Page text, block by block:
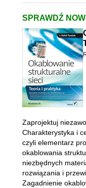
SPRAWDŹ
Zaprojektuj
Charakterystyka i
czyli elementarz
okablowania
niezbędnych
rozwiązania i
Zagadnienie